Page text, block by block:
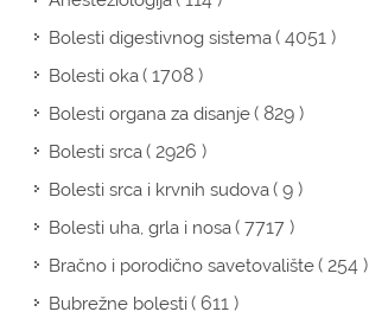
Bolesti digestivnog sistema( 4051 )
Bolesti oka( 1708 )
Bolesti organa za disanje( 829 )
Bolesti srca( 2926 )
Bolesti srca i krvnih sudova( 9 )
Bolesti uha, grla i nosa( 7717 )
Bračno i porodično savetovalište( 254 )
Bubrežne bolesti( 611 )